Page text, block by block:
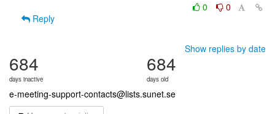
0
0
Reply
Show replies by date
684
days inactive
684
days old
e-meeting-support-contacts@lists.sunet.se